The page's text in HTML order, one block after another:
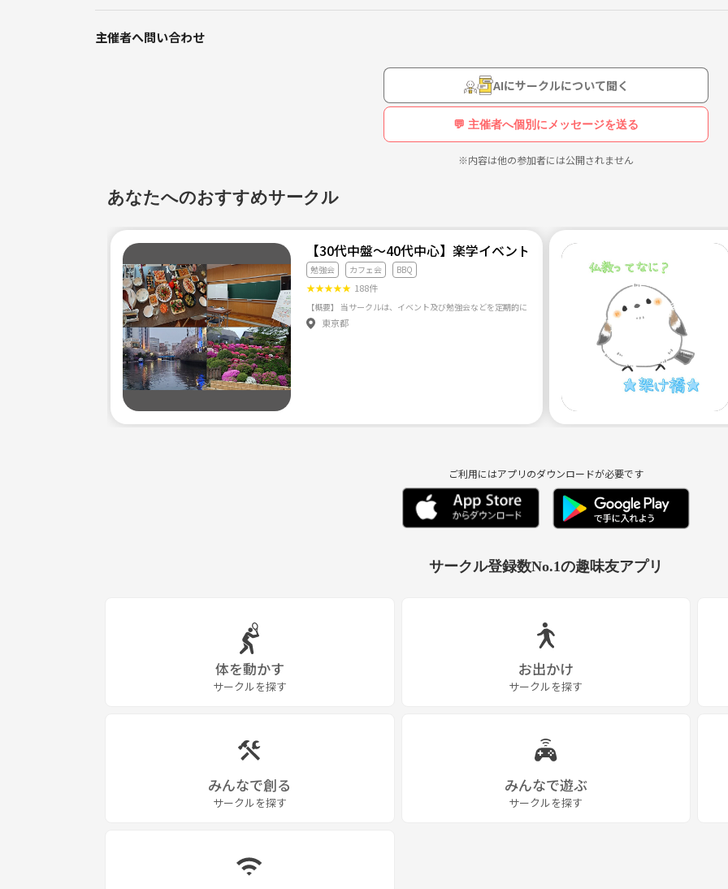
主催者へ問い合わせ
AIにサークルについて聞く
💬 主催者へ個別にメッセージを送る
※内容は他の参加者には公開されません
あなたへのおすすめサークル
【30代中盤〜40代中心】楽学イベント・勉強会コミュニティ
勉強会 カフェ会 BBQ
★★★★★ 188件
東京都
ご利用にはアプリのダウンロードが必要です
サークル登録数No.1の趣味友アプリ
体を動かす
サークルを探す
お出かけ
サークルを探す
みんなで創る
サークルを探す
みんなで遊ぶ
サークルを探す